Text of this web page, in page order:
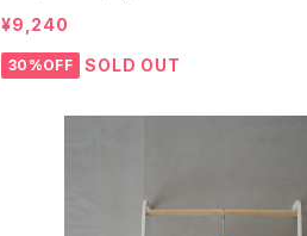
¥9,240
30%OFF SOLD OUT